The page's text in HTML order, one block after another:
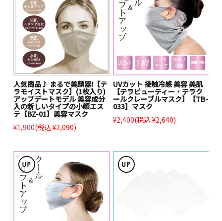
人気商品♪ まるで美顔器!【テ
ラモイストマスク】(1枚入り)
アップデートモデル 美容成分
入の新しいタイプの小顔エス
テ【BZ-01】美容マスク
¥1,900(税込 ¥2,090)
UVカット 接触冷感 美容 美肌
【テラビューティー・テラク
ールクレーブルマスク】【TB-
033】マスク
¥2,400(税込 ¥2,640)